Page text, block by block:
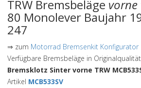
TRW Bremsbeläge vorne
80 Monolever Baujahr
247
⇒ zum Motorrad Bremsenkit Konfigurator
Verfügbare Bremsbeläge in
Bremsklotz Sinter vorne TRW
Artikel MCB533SV